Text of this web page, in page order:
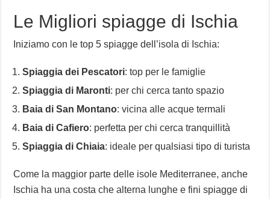
Le Migliori spiagge di Ischia
Iniziamo con le top 5 spiagge dell’isola di Ischia:
Spiaggia dei Pescatori: top per le famiglie
Spiaggia di Maronti: per chi cerca tanto spazio
Baia di San Montano: vicina alle acque termali
Baia di Cafiero: perfetta per chi cerca tranquillità
Spiaggia di Chiaia: ideale per qualsiasi tipo di turista
Come la maggior parte delle isole Mediterranee, anche
Ischia ha una costa che alterna lunghe e fini spiagge di